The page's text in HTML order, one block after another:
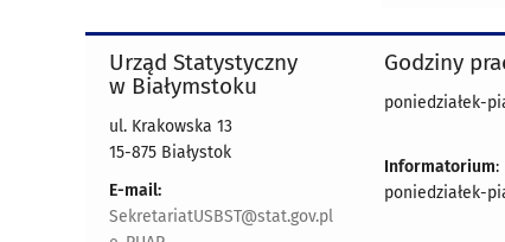
Urząd Statystyczny
w Białymstoku
ul. Krakowska 13
15-875 Białystok
E-mail:
SekretariatUSBST@stat.gov.pl
Godziny
poniedziałek-
Informatorium:
poniedziałek-